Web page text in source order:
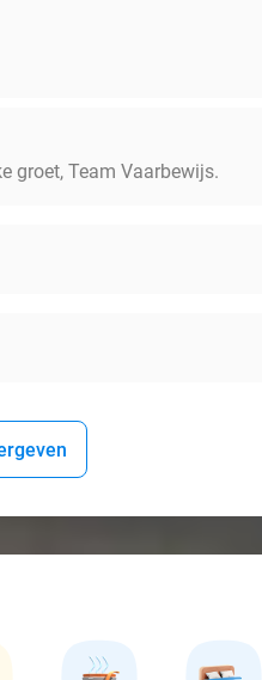
groet, Team Vaarbewijs.